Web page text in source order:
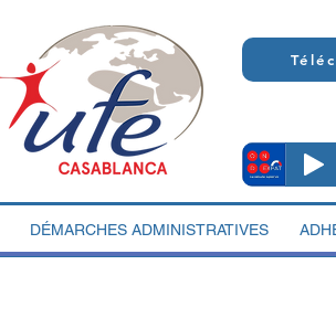
DÉMARCHES ADMINISTRATIVES